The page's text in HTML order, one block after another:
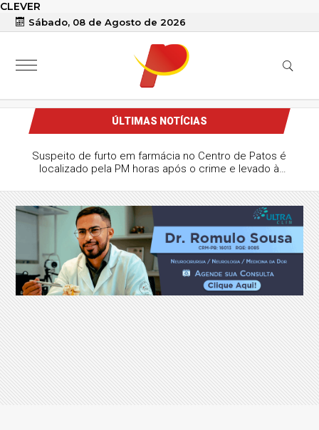
CLEVER
Sábado, 08 de Agosto de 2026
ÚLTIMAS NOTÍCIAS
propostas e faz críticas ao grupo
primeiro debate para o Governo da PB